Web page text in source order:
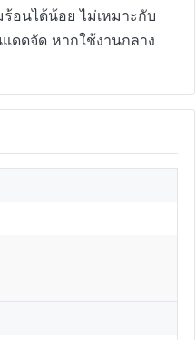
อนได้น้อย ไม่เหมาะกับ
ดดจัด หากใช้งานกลาง